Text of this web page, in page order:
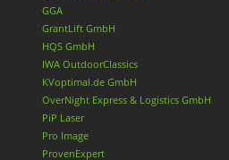
GGA
GrantLift GmbH
HQS GmbH
IWA OutdoorClassics
KVoptimal.de GmbH
OverNight Express & Logistics GmbH
PiP Laser
Pro Image
ProvenExpert